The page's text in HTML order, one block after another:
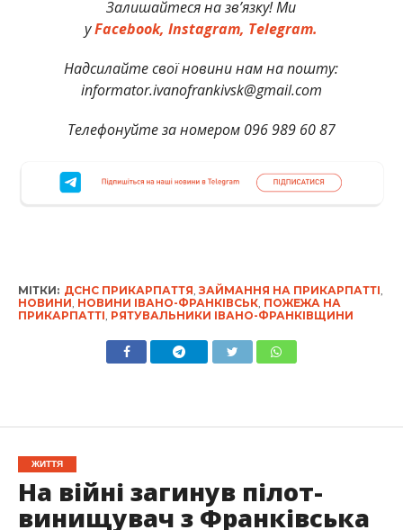
Залишайтеся на зв’язку! Ми
уFacebook, Instagram, Telegram.
Надсилайте свої новини нам на пошту:
informator.ivanofrankivsk@gmail.com
Телефонуйте за номером 096 989 60 87
МІТКИ: ДСНС ПРИКАРПАТТЯ, ЗАЙМАННЯ НА ПРИКАРПАТТІ,
НОВИНИ, НОВИНИ ІВАНО-ФРАНКІВСЬК, ПОЖЕЖА НА
ПРИКАРПАТТІ, РЯТУВАЛЬНИКИ ІВАНО-ФРАНКІВЩИНИ
ЖИТТЯ
На війні загинув пілот-
винищувач з Франківська